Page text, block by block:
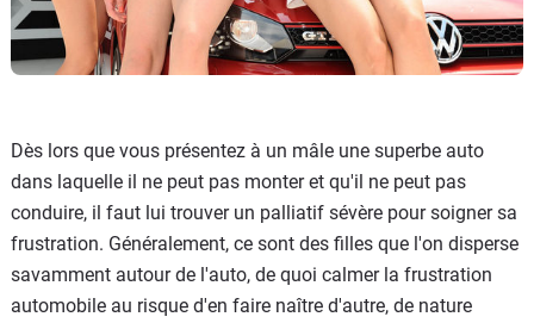
Dès lors que vous présentez à un mâle une superbe auto
dans laquelle il ne peut pas monter et qu'il ne peut pas
conduire, il faut lui trouver un palliatif sévère pour soigner sa
frustration. Généralement, ce sont des filles que l'on disperse
savamment autour de l'auto, de quoi calmer la frustration
automobile au risque d'en faire naître d'autre, de nature